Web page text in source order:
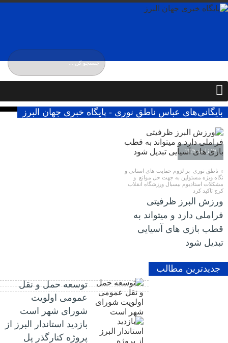
یکشنبه / ۱۸ مرداد / ۱۴۰۵
بایگانی‌های عباس ناطق نوری - پایگاه خبری جهان البرز
19 ژانویه 2025
ناطق نوری بر لزوم حمایت های استانی و
نگاه ویژه مسئولین به جهت حل موانع و
مشکلات استادیوم بیسبال ورزشگاه انقلاب
کرج تاکید کرد
ورزش البرز ظرفیتی
فراملی دارد و میتواند به
قطب بازی های آسیایی
تبدیل شود
جدیدترین مطالب
توسعه حمل و نقل
عمومی اولویت
شورای شهر است
بازدید استاندار البرز از
پروژه کنارگذر پل